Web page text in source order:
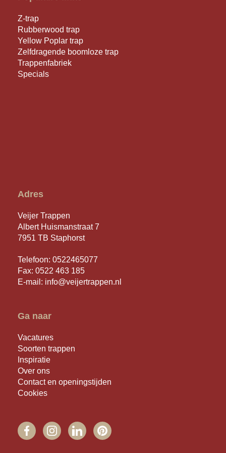
Z-trap
Rubberwood trap
Yellow Poplar trap
Zelfdragende boomloze trap
Trappenfabriek
Specials
Adres
Veijer Trappen
Albert Huismanstraat 7
7951 TB Staphorst
Telefoon: 0522465077
Fax: 0522 463 185
E-mail: info@veijertrappen.nl
Ga naar
Vacatures
Soorten trappen
Inspiratie
Over ons
Contact en openingstijden
Cookies
FACEBOOKINSTAGRAM
LINKEDIN